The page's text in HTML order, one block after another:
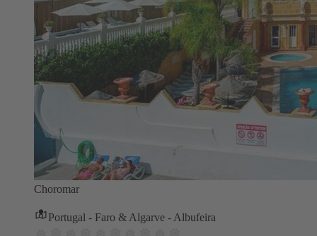
Choromar
Portugal - Faro & Algarve - Albufeira